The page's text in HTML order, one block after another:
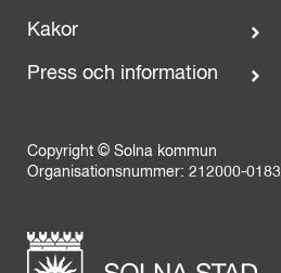
Kakor
Press och information
Copyright © Solna kommun
Organisationsnummer: 212000-0183